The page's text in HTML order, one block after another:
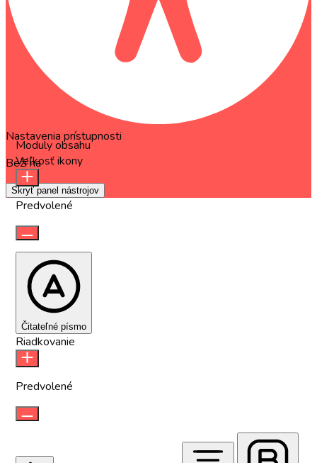
Nastavenia prístupnosti
Beží naOneTap
Skryť panel nástrojov
Moduly obsahu
Veľkosť ikony
Predvolené
Čitateľné písmo
Riadkovanie
Predvolené